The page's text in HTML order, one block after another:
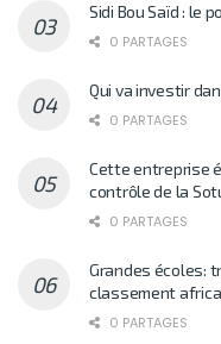
Sidi Bou Saïd : le
0 PARTAGES
Qui va investir
0 PARTAGES
Cette entreprise
contrôle de la
0 PARTAGES
Grandes écoles:
classement
0 PARTAGES